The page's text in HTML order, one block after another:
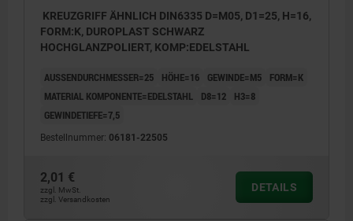
Form K: Gewindebuchse
KREUZGRIFF ÄHNLICH DIN6335 D=M05, D1=25, H=16,
FORM:K, DUROPLAST SCHWARZ
HOCHGLANZPOLIERT, KOMP:EDELSTAHL
AUSSENDURCHMESSER=25 HÖHE=16 GEWINDE=M5
FORM=K
MATERIAL KOMPONENTE=EDELSTAHL
D8=12
H3=8
GEWINDETIEFE=7,5
Bestellnummer: 06181-22505
2,01 €
zzgl. MwSt.
zzgl. Versandkosten
DETAILS